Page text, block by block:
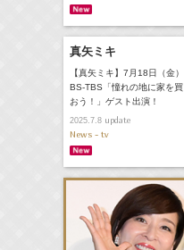
真矢ミキ
【真矢ミキ】7月18日（金）
BS-TBS「憧れの地に家を買
おう！」ゲスト出演！
2025.7.8update
News - tv